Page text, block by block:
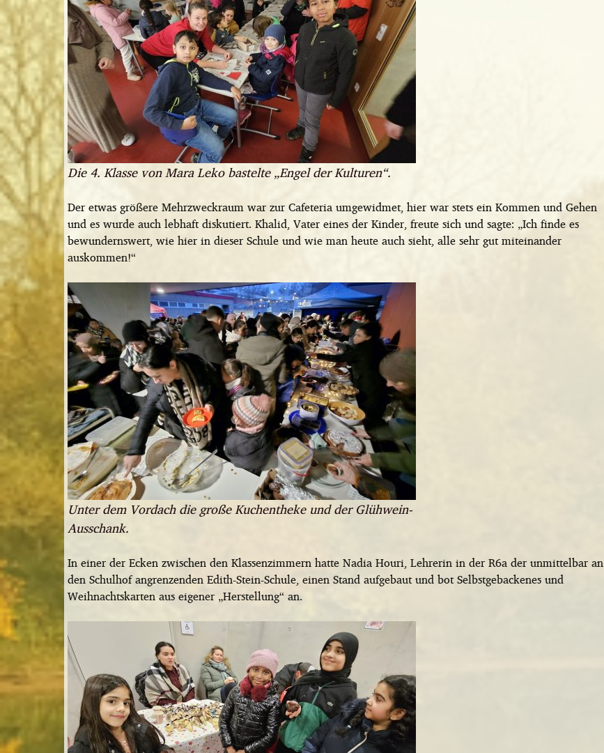
Die 4. Klasse von Mara Leko bastelte „Engel der Kulturen“.
Der etwas größere Mehrzweckraum war zur Cafeteria umgewidmet, hier war stets ein Kommen und Gehen
und es wurde auch lebhaft diskutiert. Khalid, Vater eines der Kinder, freute sich und sagte: „Ich finde es
bewundernswert, wie hier in dieser Schule und wie man heute auch sieht, alle sehr gut miteinander
auskommen!“
Unter dem Vordach die große Kuchentheke und der Glühwein-
Ausschank.
In einer der Ecken zwischen den Klassenzimmern hatte Nadia Houri, Lehrerin in der R6a der unmittelbar an
den Schulhof angrenzenden Edith-Stein-Schule, einen Stand aufgebaut und bot Selbstgebackenes und
Weihnachtskarten aus eigener „Herstellung“ an.